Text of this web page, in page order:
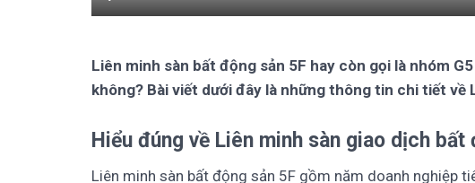
Play
Liên minh sàn bất động sản 5F hay còn gọi là nhóm
không? Bài viết dưới đây là những thông tin chi tiết về
Hiểu đúng về Liên minh sàn giao dịch bất
Liên minh sàn bất động sản 5F gồm năm doanh nghiệp